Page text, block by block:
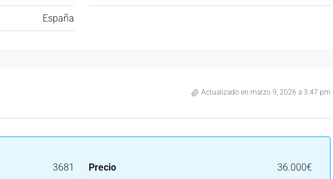
España
Actualizado en marzo 9, 2026 a 3:47 pm
3681 Precio 36.000€